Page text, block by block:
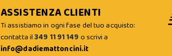
ASSISTENZA CLIENTI
Ti assistiamo in ogni fase del tuo acquisto:
contatta il349 11 91 149o scrivi a
info@dadiemattoncini.it